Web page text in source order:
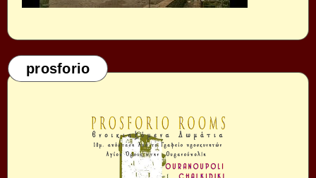
prosforio